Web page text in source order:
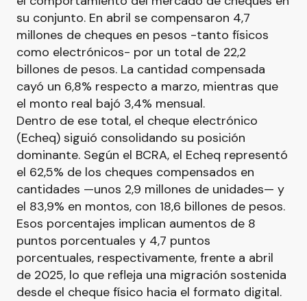
su conjunto. En abril se compensaron 4,7
millones de cheques en pesos -tanto físicos
como electrónicos- por un total de 22,2
billones de pesos. La cantidad compensada
cayó un 6,8% respecto a marzo, mientras que
el monto real bajó 3,4% mensual.
Dentro de ese total, el cheque electrónico
(Echeq) siguió consolidando su posición
dominante. Según el BCRA, el Echeq representó
el 62,5% de los cheques compensados en
cantidades —unos 2,9 millones de unidades— y
el 83,9% en montos, con 18,6 billones de pesos.
Esos porcentajes implican aumentos de 8
puntos porcentuales y 4,7 puntos
porcentuales, respectivamente, frente a abril
de 2025, lo que refleja una migración sostenida
desde el cheque físico hacia el formato digital.